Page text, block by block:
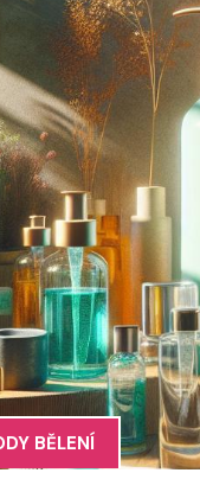
BĚLENÍ